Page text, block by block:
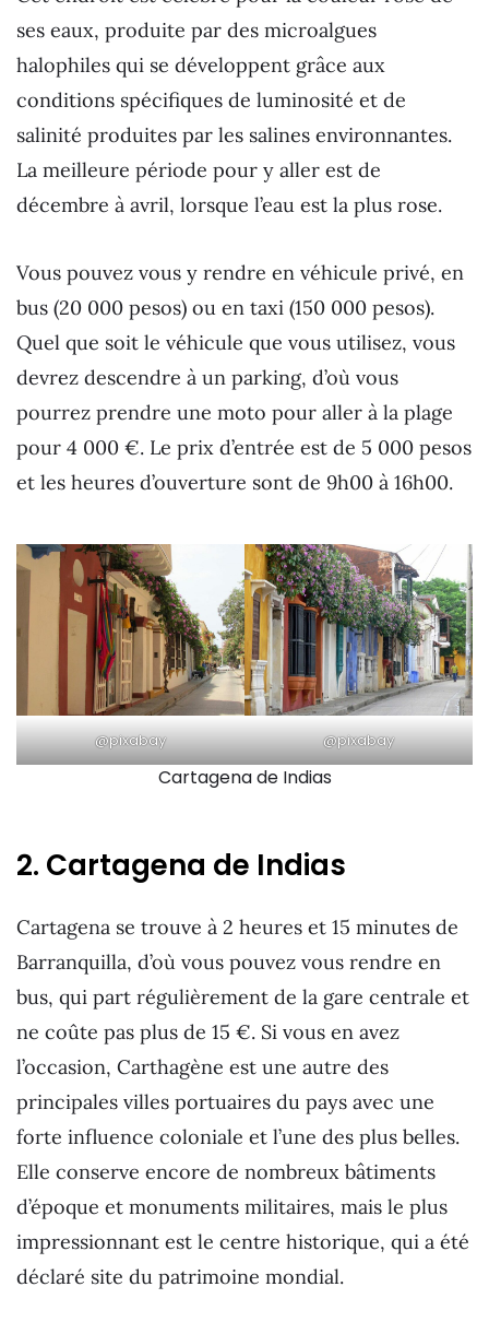
ses eaux, produite par des microalgues
halophiles qui se développent grâce aux
conditions spécifiques de luminosité et de
salinité produites par les salines environnantes.
La meilleure période pour y aller est de
décembre à avril, lorsque l’eau est la plus rose.
Vous pouvez vous y rendre en véhicule privé, en
bus (20 000 pesos) ou en taxi (150 000 pesos).
Quel que soit le véhicule que vous utilisez, vous
devrez descendre à un parking, d’où vous
pourrez prendre une moto pour aller à la plage
pour 4 000 €. Le prix d’entrée est de 5 000 pesos
et les heures d’ouverture sont de 9h00 à 16h00.
@pixabay @pixabay
Cartagena de Indias
2. Cartagena de Indias
Cartagena se trouve à 2 heures et 15 minutes de
Barranquilla, d’où vous pouvez vous rendre en
bus, qui part régulièrement de la gare centrale et
ne coûte pas plus de 15 €. Si vous en avez
l’occasion, Carthagène est une autre des
principales villes portuaires du pays avec une
forte influence coloniale et l’une des plus belles.
Elle conserve encore de nombreux bâtiments
d’époque et monuments militaires, mais le plus
impressionnant est le centre historique, qui a été
déclaré site du patrimoine mondial.